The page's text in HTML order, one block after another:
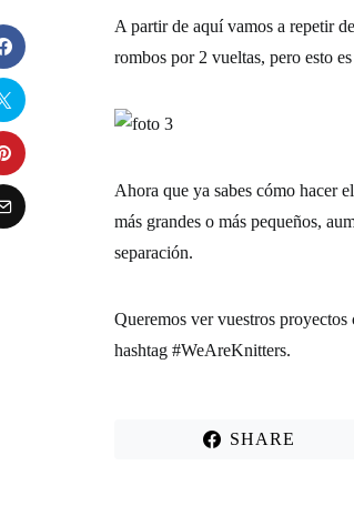
A partir de aquí vamos a repetir
rombos por 2 vueltas, pero esto
Ahora que ya sabes cómo hacer el
más grandes o más pequeños,
separación.
Queremos ver vuestros proyectos
hashtag #WeAreKnitters.
SHARE